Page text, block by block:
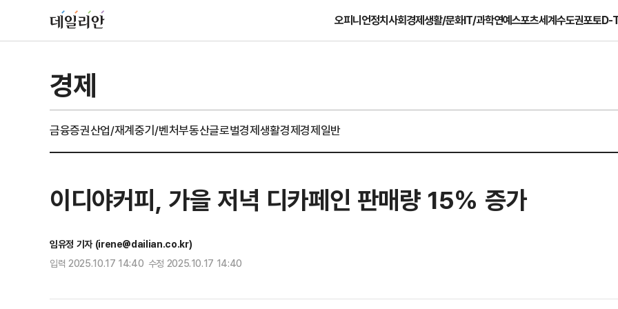
오피니언정치사회경제생활/문화IT/과학연예스포츠세계수도권포토D-
경제
금융증권산업/재계중기/벤처부동산글로벌경제생활경제경제일반
이디야커피, 가을 저녁 디카페인 판매량 15% 증가
임유정 기자 (irene@dailian.co.kr)
입력 2025.10.17 14:40 수정 2025.10.17 14:40